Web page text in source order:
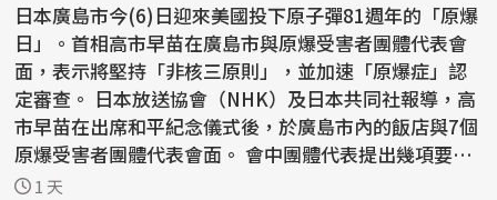
日本廣島市今(6)日迎來美國投下原子彈81週年的「原爆
日」。首相高市早苗在廣島市與原爆受害者團體代表會
面，表示將堅持「非核三原則」，並加速「原爆症」認
定審查。 日本放送協會（NHK）及日本共同社報導，高
市早苗在出席和平紀念儀式後，於廣島市內的飯店與7個
原爆受害者團體代表會面。 會中團體代表提出幾項要
求，...
1 天